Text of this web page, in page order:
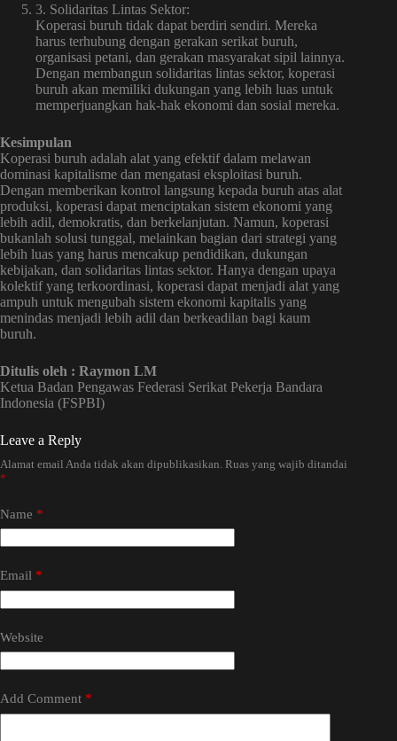
3. Solidaritas Lintas Sektor:
Koperasi buruh tidak dapat berdiri sendiri. Mereka
harus terhubung dengan gerakan serikat buruh,
organisasi petani, dan gerakan masyarakat sipil lainnya.
Dengan membangun solidaritas lintas sektor, koperasi
buruh akan memiliki dukungan yang lebih luas untuk
memperjuangkan hak-hak ekonomi dan sosial mereka.
Kesimpulan
Koperasi buruh adalah alat yang efektif dalam melawan
dominasi kapitalisme dan mengatasi eksploitasi buruh.
Dengan memberikan kontrol langsung kepada buruh atas alat
produksi, koperasi dapat menciptakan sistem ekonomi yang
lebih adil, demokratis, dan berkelanjutan. Namun, koperasi
bukanlah solusi tunggal, melainkan bagian dari strategi yang
lebih luas yang harus mencakup pendidikan, dukungan
kebijakan, dan solidaritas lintas sektor. Hanya dengan upaya
kolektif yang terkoordinasi, koperasi dapat menjadi alat yang
ampuh untuk mengubah sistem ekonomi kapitalis yang
menindas menjadi lebih adil dan berkeadilan bagi kaum
buruh.
Ditulis oleh : Raymon LM
Ketua Badan Pengawas Federasi Serikat Pekerja Bandara
Indonesia (FSPBI)
Leave a Reply
Alamat email Anda tidak akan dipublikasikan. Ruas yang wajib ditandai
*
Name *
Email *
Website
Add Comment *